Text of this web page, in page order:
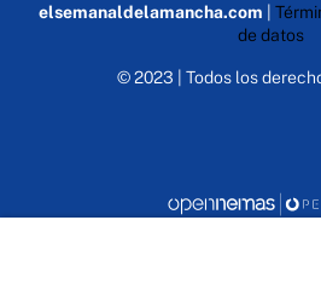
elsemanaldelamancha.com
de datos
© 2023 | Todos los